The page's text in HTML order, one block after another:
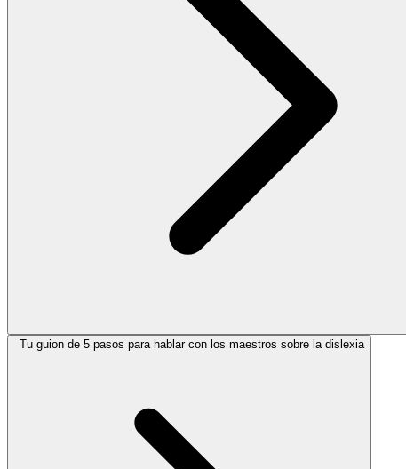
Tu guion de 5 pasos para hablar con los maestros sobre la dislexia